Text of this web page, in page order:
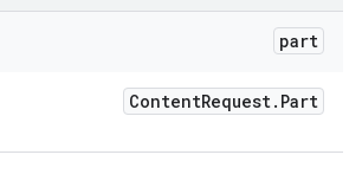
part
ContentRequest. Part